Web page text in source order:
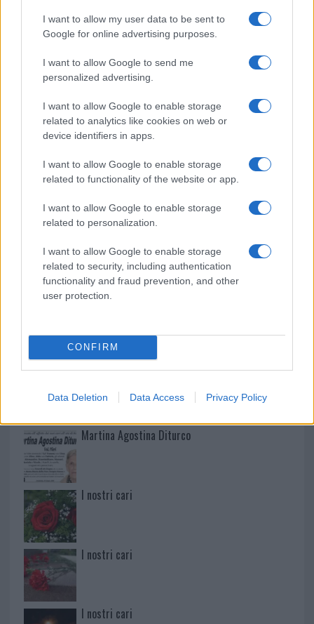
I want to allow my user data to be sent to
Google for online advertising purposes.
I want to allow Google to send me
personalized advertising.
I want to allow Google to enable storage
related to analytics like cookies on web or
device identifiers in apps.
I want to allow Google to enable storage
related to functionality of the website or app.
I want to allow Google to enable storage
related to personalization.
I want to allow Google to enable storage
related to security, including authentication
functionality and fraud prevention, and other
user protection.
CONFIRM
Data Deletion Data Access Privacy Policy
È morto Francesco Guccini, il maestro che
rifiutò la Costa Smeralda
Nuovo sportello rifiuti a Palau, una svolta per gli
NECROLOGIE
Paolo Pinna
Martina Agostina Diturco
I nostri cari
I nostri cari
I nostri cari